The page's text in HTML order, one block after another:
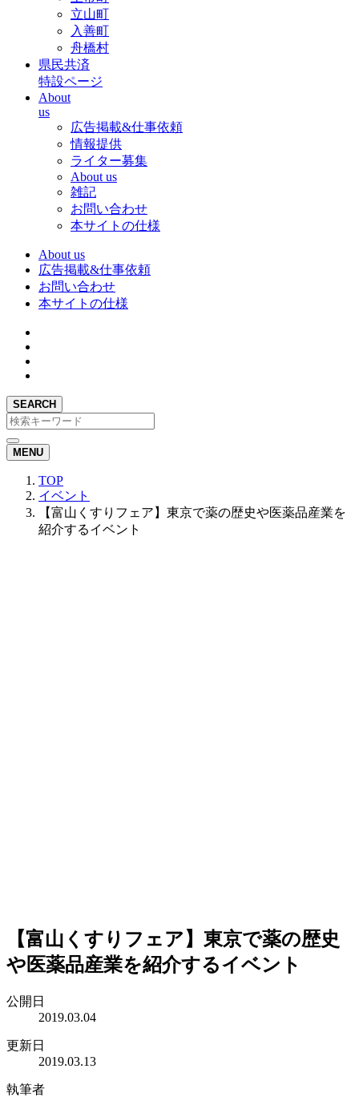
立山町
入善町
舟橋村
県民共済
特設ページ
About
us
広告掲載&仕事依頼
情報提供
ライター募集
About us
雑記
お問い合わせ
本サイトの仕様
About us
広告掲載&仕事依頼
お問い合わせ
本サイトの仕様
SEARCH
MENU
TOP
イベント
【富山くすりフェア】東京で薬の歴史や医薬品産業を
紹介するイベント
【富山くすりフェア】東京で薬の歴史
や医薬品産業を紹介するイベント
公開日
2019.03.04
更新日
2019.03.13
執筆者